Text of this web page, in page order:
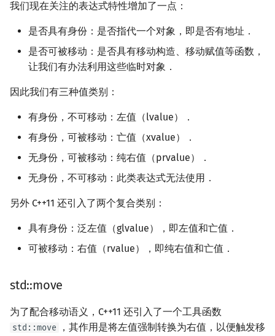
我们现在关注的表达式特性增加了一点：
是否具有身份：是否指代一个对象，即是否有地址．
是否可被移动：是否具有移动构造、移动赋值等函数，
让我们有办法利用这些临时对象．
因此我们有三种值类别：
有身份，不可移动：左值（lvalue）．
有身份，可被移动：亡值（xvalue）．
无身份，可被移动：纯右值（prvalue）．
无身份，不可移动：此类表达式无法使用．
另外 C++11 还引入了两个复合类别：
具有身份：泛左值（glvalue），即左值和亡值．
可被移动：右值（rvalue），即纯右值和亡值．
std::move
为了配合移动语义，C++11 还引入了一个工具函数
std::move
，其作用是将左值强制转换为右值，以便触发移